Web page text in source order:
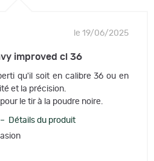
le 19/06/2025
improved cl 36
qu'il soit en calibre 36 ou en
et la précision.
le tir à la poudre noire.
Détails du produit